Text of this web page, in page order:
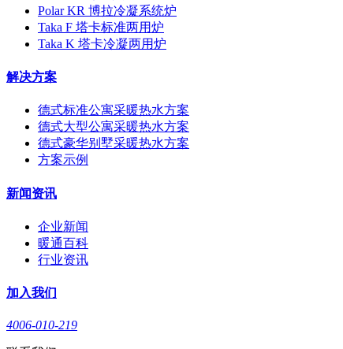
Polar KR 博拉冷凝系统炉
Taka F 塔卡标准两用炉
Taka K 塔卡冷凝两用炉
解决方案
德式标准公寓采暖热水方案
德式大型公寓采暖热水方案
德式豪华别墅采暖热水方案
方案示例
新闻资讯
企业新闻
暖通百科
行业资讯
加入我们
4006-010-219